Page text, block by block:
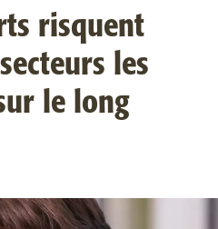
risquent
les
le long